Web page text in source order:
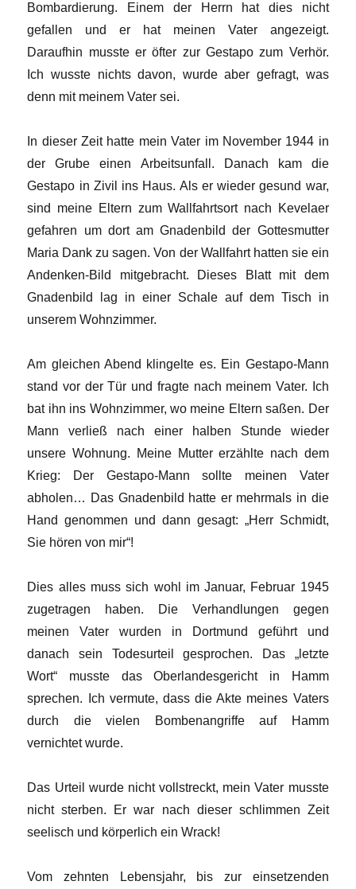
Bombardierung. Einem der Herrn hat dies nicht
gefallen und er hat meinen Vater angezeigt.
Daraufhin musste er öfter zur Gestapo zum Verhör.
Ich wusste nichts davon, wurde aber gefragt, was
denn mit meinem Vater sei.
In dieser Zeit hatte mein Vater im November 1944 in
der Grube einen Arbeitsunfall. Danach kam die
Gestapo in Zivil ins Haus. Als er wieder gesund war,
sind meine Eltern zum Wallfahrtsort nach Kevelaer
gefahren um dort am Gnadenbild der Gottesmutter
Maria Dank zu sagen. Von der Wallfahrt hatten sie ein
Andenken-Bild mitgebracht. Dieses Blatt mit dem
Gnadenbild lag in einer Schale auf dem Tisch in
unserem Wohnzimmer.
Am gleichen Abend klingelte es. Ein Gestapo-Mann
stand vor der Tür und fragte nach meinem Vater. Ich
bat ihn ins Wohnzimmer, wo meine Eltern saßen. Der
Mann verließ nach einer halben Stunde wieder
unsere Wohnung. Meine Mutter erzählte nach dem
Krieg: Der Gestapo-Mann sollte meinen Vater
abholen… Das Gnadenbild hatte er mehrmals in die
Hand genommen und dann gesagt: „Herr Schmidt,
Sie hören von mir“!
Dies alles muss sich wohl im Januar, Februar 1945
zugetragen haben. Die Verhandlungen gegen
meinen Vater wurden in Dortmund geführt und
danach sein Todesurteil gesprochen. Das „letzte
Wort“ musste das Oberlandesgericht in Hamm
sprechen. Ich vermute, dass die Akte meines Vaters
durch die vielen Bombenangriffe auf Hamm
vernichtet wurde.
Das Urteil wurde nicht vollstreckt, mein Vater musste
nicht sterben. Er war nach dieser schlimmen Zeit
seelisch und körperlich ein Wrack!
Vom zehnten Lebensjahr, bis zur einsetzenden